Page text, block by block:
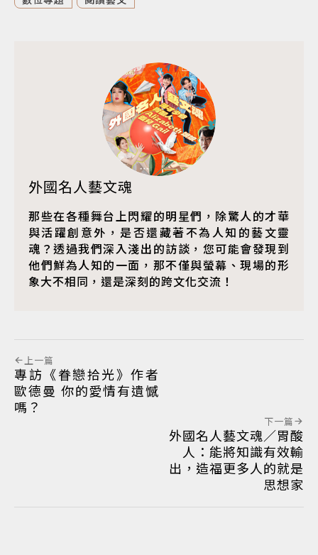
外國名人藝文魂
那些在各種舞台上閃耀的明星們，除驚人的才華
與活躍創意外，是否還藏著不為人知的藝文靈
魂？透過我們深入淺出的訪談，您可能會發現到
他們鮮為人知的一面，那不僅與螢幕、現場的形
象大不相同，還是深刻的跨文化交流！
上一篇
專訪《眷戀拾光》作者
歐德曼 你的愛情有遺憾
嗎？
下一篇
外國名人藝文魂／胃酸
人：能將知識有效輸
出，造福更多人的就是
思想家